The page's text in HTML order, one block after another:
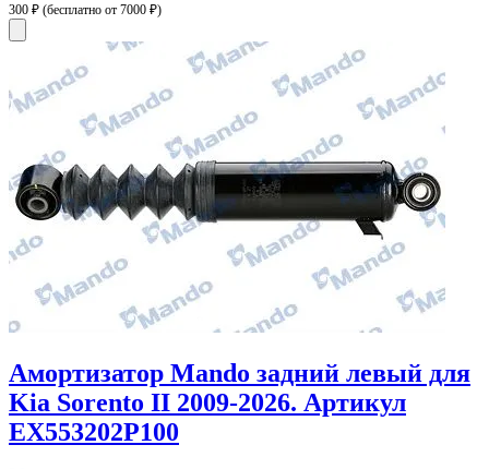
300 ₽ (бесплатно от 7000 ₽)
Амортизатор Mando задний левый для
Kia Sorento II 2009-2026. Артикул
EX553202P100